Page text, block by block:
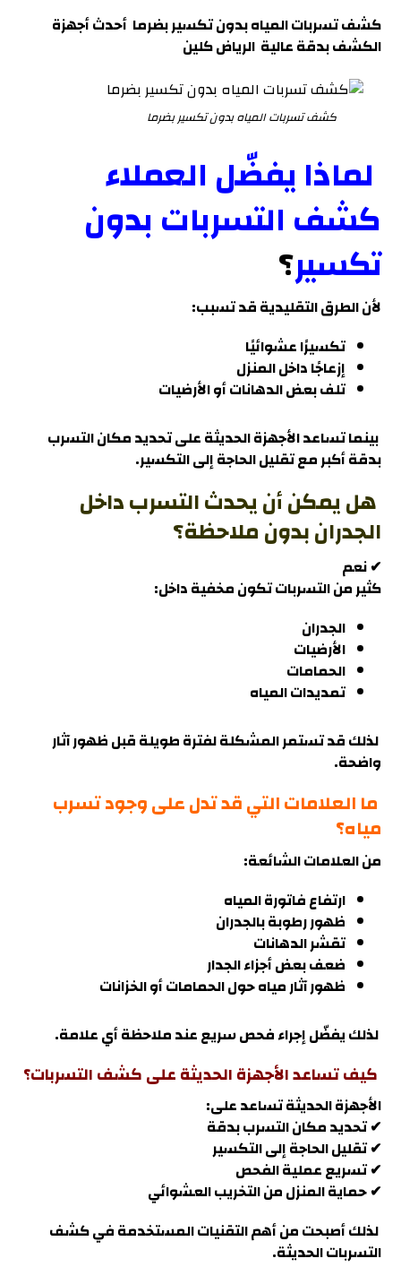
كشف تسربات المياه بدون تكسير بضرما أحدث أجهزة
الكشف بدقة عالية الرياض كلين
كشف تسربات المياه بدون تكسير بضرما
لماذا يفضّل العملاء
كشف التسربات بدون
تكسير؟
لأن الطرق التقليدية قد تسبب:
تكسيرًا عشوائيًا
إزعاجًا داخل المنزل
تلف بعض الدهانات أو الأرضيات
بينما تساعد الأجهزة الحديثة على تحديد مكان التسرب
بدقة أكبر مع تقليل الحاجة إلى التكسير.
هل يمكن أن يحدث التسرب داخل
الجدران بدون ملاحظة؟
✔ نعم
كثير من التسربات تكون مخفية داخل:
الجدران
الأرضيات
الحمامات
تمديدات المياه
لذلك قد تستمر المشكلة لفترة طويلة قبل ظهور آثار
واضحة.
ما العلامات التي قد تدل على وجود تسرب
مياه؟
من العلامات الشائعة:
ارتفاع فاتورة المياه
ظهور رطوبة بالجدران
تقشر الدهانات
ضعف بعض أجزاء الجدار
ظهور آثار مياه حول الحمامات أو الخزانات
لذلك يفضّل إجراء فحص سريع عند ملاحظة أي علامة.
كيف تساعد الأجهزة الحديثة على كشف التسربات؟
الأجهزة الحديثة تساعد على:
✔ تحديد مكان التسرب بدقة
✔ تقليل الحاجة إلى التكسير
✔ تسريع عملية الفحص
✔ حماية المنزل من التخريب العشوائي
لذلك أصبحت من أهم التقنيات المستخدمة في كشف
التسربات الحديثة.